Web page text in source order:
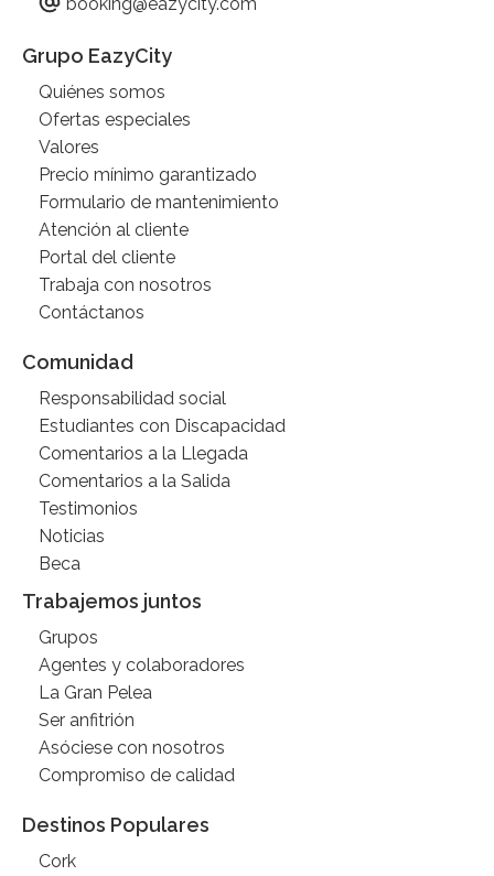
Grupo EazyCity
Quiénes somos
Ofertas especiales
Valores
Precio mínimo garantizado
Formulario de mantenimiento
Atención al cliente
Portal del cliente
Trabaja con nosotros
Contáctanos
Comunidad
Responsabilidad social
Estudiantes con Discapacidad
Comentarios a la Llegada
Comentarios a la Salida
Testimonios
Noticias
Beca
Trabajemos juntos
Grupos
Agentes y colaboradores
La Gran Pelea
Ser anfitrión
Asóciese con nosotros
Compromiso de calidad
Destinos Populares
Cork